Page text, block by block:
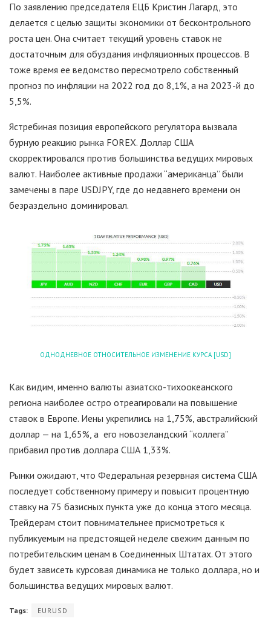
По заявлению председателя ЕЦБ Кристин Лагард, это
делается с целью защиты экономики от бесконтрольного
роста цен. Она считает текущий уровень ставок не
достаточным для обуздания инфляционных процессов. В
тоже время ее ведомство пересмотрело собственный
прогноз по инфляции на 2022 год до 8,1%, а на 2023-й до
5,5%.
Ястребиная позиция европейского регулятора вызвала
бурную реакцию рынка FOREX. Доллар США
скорректировался против большинства ведущих мировых
валют. Наиболее активные продажи “американца” были
замечены в паре USDJPY, где до недавнего времени он
безраздельно доминировал.
ОДНОДНЕВНОЕ ОТНОСИТЕЛЬНОЕ ИЗМЕНЕНИЕ КУРСА [USD]
Как видим, именно валюты азиатско-тихоокеанского
региона наиболее остро отреагировали на повышение
ставок в Европе. Иены укрепились на 1,75%, австралийский
доллар — на 1,65%, а его новозеландский “коллега”
прибавил против доллара США 1,33%.
Рынки ожидают, что Федеральная резервная система США
последует собственному примеру и повысит процентную
ставку на 75 базисных пункта уже до конца этого месяца.
Трейдерам стоит повнимательнее присмотреться к
публикуемым на предстоящей неделе свежим данным по
потребительским ценам в Соединенных Штатах. От этого
будет зависеть курсовая динамика не только доллара, но и
большинства ведущих мировых валют.
Tags: EURUSD